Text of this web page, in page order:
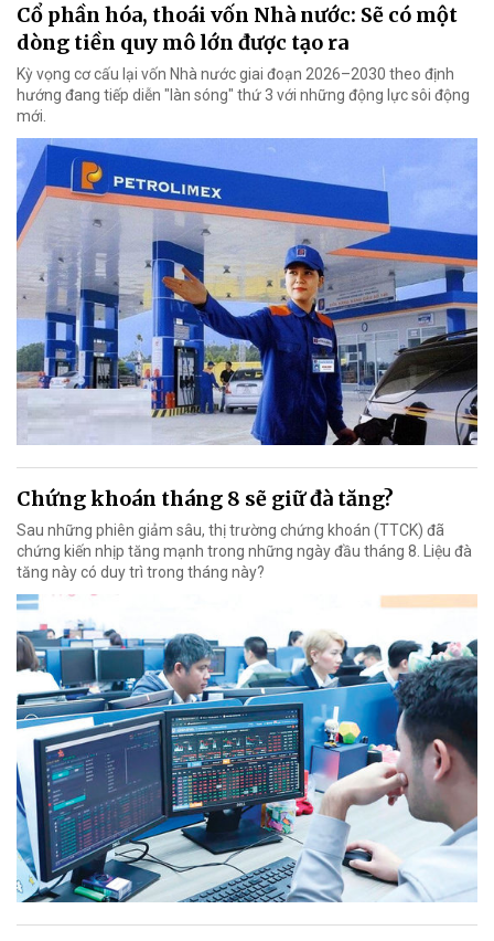
Cổ phần hóa, thoái vốn Nhà nước: Sẽ có một
dòng tiền quy mô lớn được tạo ra
Kỳ vọng cơ cấu lại vốn Nhà nước giai đoạn 2026–2030 theo định
hướng đang tiếp diễn "làn sóng" thứ 3 với những động lực sôi động
mới.
Chứng khoán tháng 8 sẽ giữ đà tăng?
Sau những phiên giảm sâu, thị trường chứng khoán (TTCK) đã
chứng kiến nhịp tăng mạnh trong những ngày đầu tháng 8. Liệu đà
tăng này có duy trì trong tháng này?